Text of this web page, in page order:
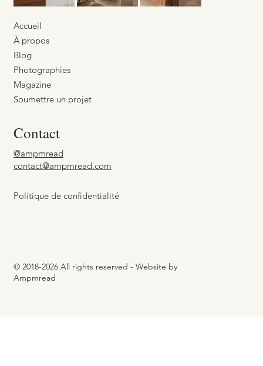
Accueil
À propos
Blog
Photographies
Magazine
Soumettre un projet
Contact
@ampmread
contact@ampmread.com
Politique de confidentialité
© 2018-2026 All rights reserved - Website by
Ampmread